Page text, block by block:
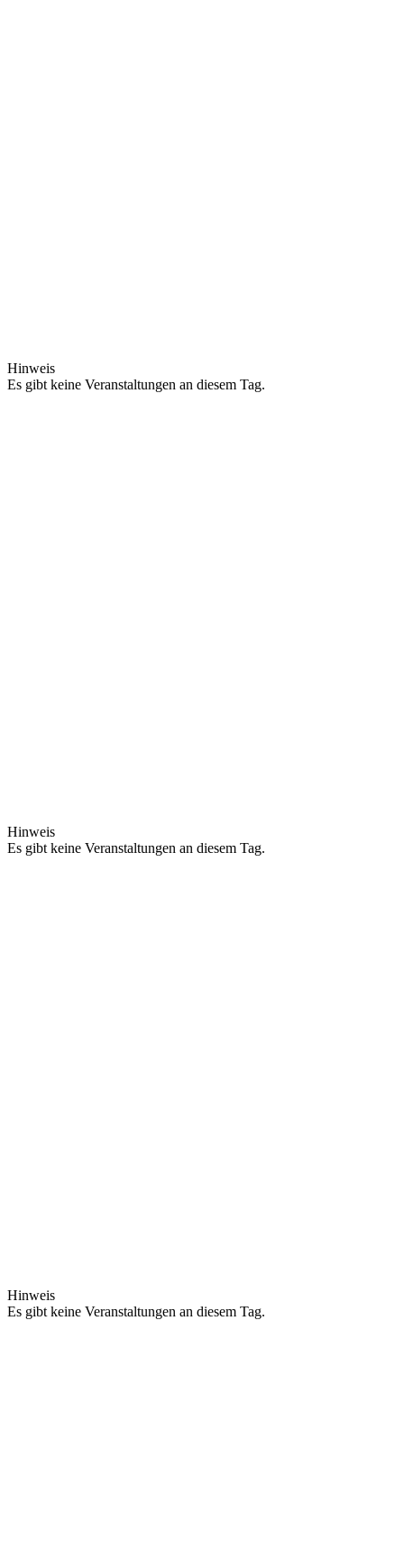
Hinweis
Es gibt keine Veranstaltungen an diesem Tag.
Hinweis
Es gibt keine Veranstaltungen an diesem Tag.
Hinweis
Es gibt keine Veranstaltungen an diesem Tag.